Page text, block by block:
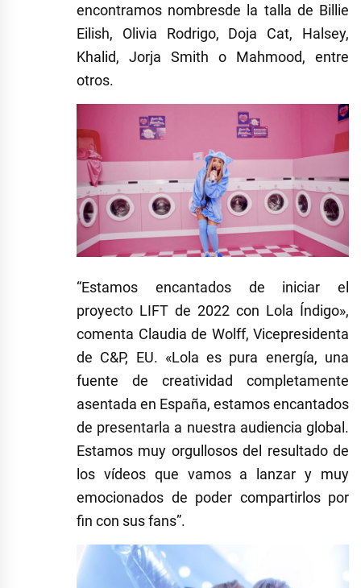
encontramos nombresde la talla de Billie
Eilish, Olivia Rodrigo, Doja Cat, Halsey,
Khalid, Jorja Smith o Mahmood, entre
otros.
“Estamos encantados de iniciar el
proyecto LIFT de 2022 con Lola Índigo»,
comenta Claudia de Wolff, Vicepresidenta
de C&P, EU. «Lola es pura energía, una
fuente de creatividad completamente
asentada en España, estamos encantados
de presentarla a nuestra audiencia global.
Estamos muy orgullosos del resultado de
los vídeos que vamos a lanzar y muy
emocionados de poder compartirlos por
fin con sus fans”.